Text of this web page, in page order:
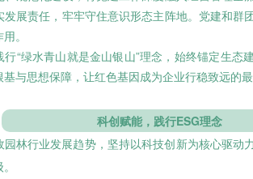
发展责任，牢牢守住意识形态主阵地。党建和群
。
行“绿水青山就是金山银山”理念，始终锚定生态
与思想保障，让红色基因成为企业行稳致远的
科创赋能，践行ESG理念
园林行业发展趋势，坚持以科技创新为核心驱动